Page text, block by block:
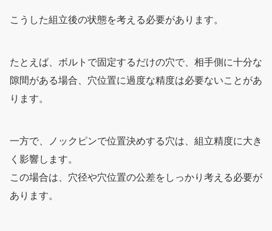
こうした組立後の状態を考える必要があります。
たとえば、ボルトで固定するだけの穴で、相手側に十分な
隙間がある場合、穴位置に過度な精度は必要ないことがあ
ります。
一方で、ノックピンで位置決めする穴は、組立精度に大き
く影響します。
この場合は、穴径や穴位置の公差をしっかり考える必要が
あります。